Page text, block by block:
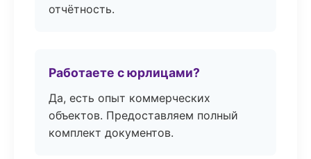
отчётность.
Работаете с юрлицами?
Да, есть опыт коммерческих
объектов. Предоставляем полный
комплект документов.